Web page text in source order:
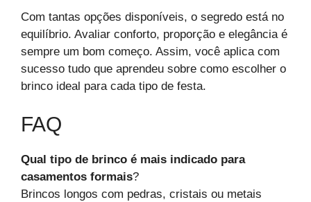
Com tantas opções disponíveis, o segredo está no
equilíbrio. Avaliar conforto, proporção e elegância é
sempre um bom começo. Assim, você aplica com
sucesso tudo que aprendeu sobre como escolher o
brinco ideal para cada tipo de festa.
FAQ
Qual tipo de brinco é mais indicado para
casamentos formais?
Brincos longos com pedras, cristais ou metais